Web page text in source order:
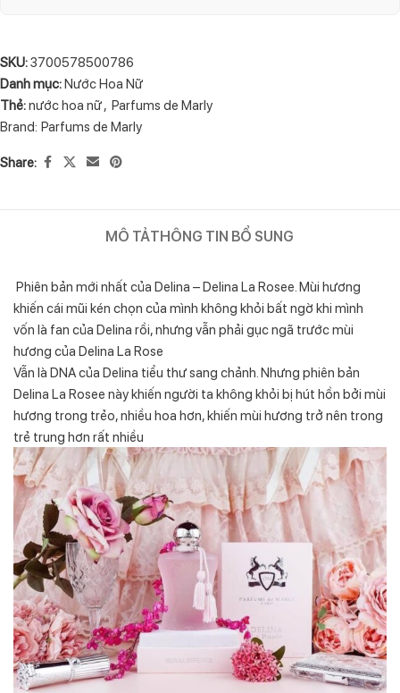
SKU:3700578500786
Danh mục:Nước Hoa Nữ
Thẻ:nước hoa nữ, Parfums de Marly
Brand: Parfums de Marly
Share:
MÔ TẢTHÔNG TIN BỔ SUNG
Phiên bản mới nhất của Delina – Delina La Rosee. Mùi hương
khiến cái mũi kén chọn của mình không khỏi bất ngờ khi mình
vốn là fan của Delina rồi, nhưng vẫn phải gục ngã trước mùi
hương của Delina La Rose
Vẫn là DNA của Delina tiểu thư sang chảnh. Nhưng phiên bản
Delina La Rosee này khiến người ta không khỏi bị hút hồn bởi mùi
hương trong trẻo, nhiều hoa hơn, khiến mùi hương trở nên trong
trẻ trung hơn rất nhiều